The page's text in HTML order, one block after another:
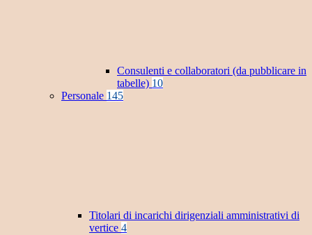
Consulenti e collaboratori (da pubblicare in
tabelle) 10
Personale 145
Titolari di incarichi dirigenziali amministrativi di
vertice 4